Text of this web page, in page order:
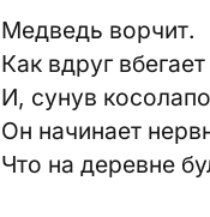
Медведь ворчит.
Как вдруг
И, сунув
Он начинает
Что на деревне